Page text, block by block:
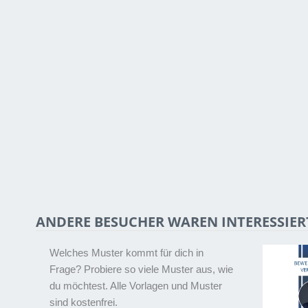
ANDERE BESUCHER WAREN
Welches Muster kommt für dich in
Frage? Probiere so viele Muster aus, wie
du möchtest. Alle Vorlagen und Muster
sind kostenfrei.